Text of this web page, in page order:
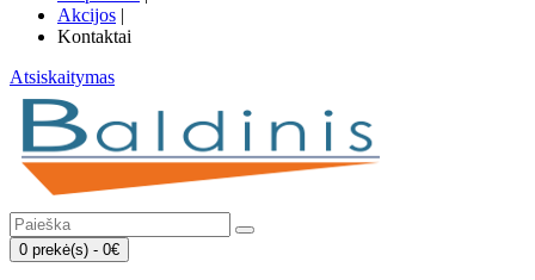
Akcijos |
Kontaktai
Atsiskaitymas
0 prekė(s) - 0€